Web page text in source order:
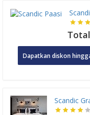
Dapatkan diskon
Scandic